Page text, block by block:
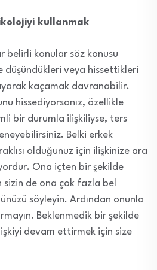
kullanmak
belirli konular söz konusu
düşündükleri veya hissettikleri
kaçamak davranabilir.
hissediyorsanız, özellikle
bir durumla ilişkiliyse, ters
Belki erkek
olduğunuz için ilişkinize ara
Ona içten bir şekilde
sizin de ona çok fazla bel
söyleyin. Ardından onunla
Beklenmedik bir şekilde
devam ettirmek için size